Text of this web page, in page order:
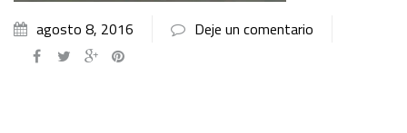
agosto 8, 2016 Deje un comentario